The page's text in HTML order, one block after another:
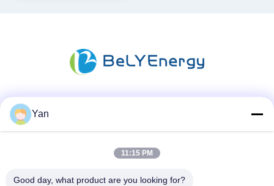
Yan
11:15 PM
Good day, what product are you looking for?